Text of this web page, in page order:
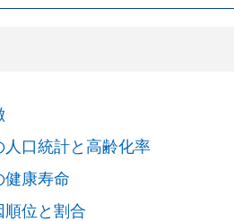
人口統計と高齢化率
健康寿命
順位と割合